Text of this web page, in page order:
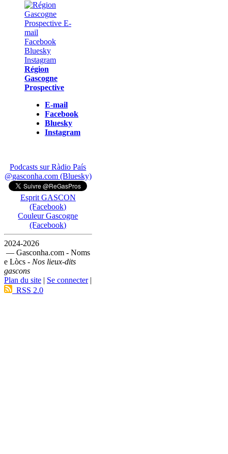
Région
Gascogne
Prospective
E-mail
Facebook
Bluesky
Instagram
Podcasts sur Ràdio País
@gasconha.com (Bluesky)
Esprit GASCON
(Facebook)
Couleur Gascogne
(Facebook)
2024-2026
— Gasconha.com - Noms
e Lòcs - Nos lieux-dits
gascons
Plan du site | Se connecter|
RSS 2.0